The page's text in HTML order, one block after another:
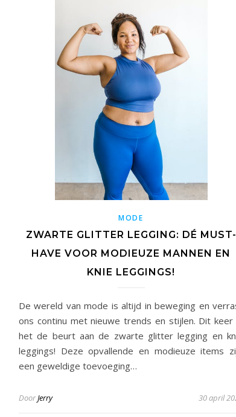
MODE
ZWARTE GLITTER LEGGING: DÉ MUST-
HAVE VOOR MODIEUZE MANNEN EN
KNIE LEGGINGS!
De wereld van mode is altijd in beweging en
ons continu met nieuwe trends en stijlen. Dit keer
het de beurt aan de zwarte glitter legging en
leggings! Deze opvallende en modieuze items
een geweldige toevoeging…
DoorJerry 30 april